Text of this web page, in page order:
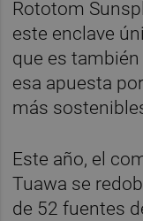
Rototom
este enclave
que es
esa apuesta
más
Este año, el
Tuawa se
de 52 fuentes